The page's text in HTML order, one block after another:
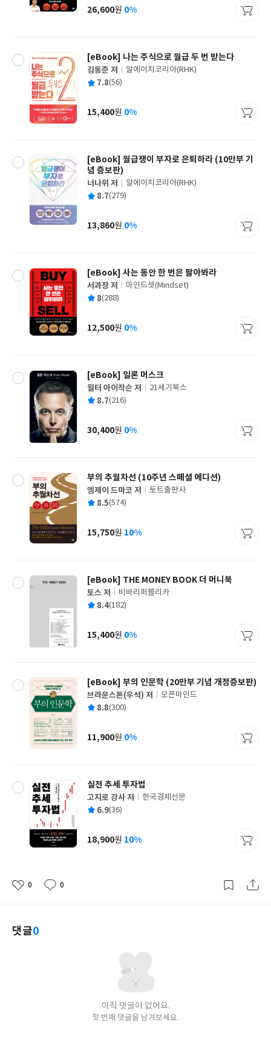
사
가
26,600원 0%
[eBook] 나는 주식으로 월급 두 번 받는다
글
쓴
김동준 저
출
사
알에이치코리아(RHK)
평 7.8(56)
가
15,400원 0%
[eBook] 월급쟁이 부자로 은퇴하라 (10만부 기
념 증보판)
글
쓴
너나위 저
출
사
알에이치코리아(RHK)
평 8.7(279)
가
13,860원 0%
[eBook] 사는 동안 한 번은 팔아봐라
글
쓴
서과장 저
출
사
마인드셋(Mindset)
평 8(288)
가
12,500원 0%
[eBook] 일론 머스크
글
쓴
월터 아이작슨 저
출
사
21세기북스
평 8.7(216)
가
30,400원 0%
부의 추월차선 (10주년 스페셜 에디션)
글
쓴
엠제이 드마코 저
출
사
토트출판사
평 8.5(574)
가
15,750원 10%
[eBook] THE MONEY BOOK 더 머니북
글
쓴
토스 저
출
사
비바리퍼블리카
평 8.4(182)
가
15,400원 0%
[eBook] 부의 인문학 (20만부 기념 개정증보판)
글
쓴
브라운스톤(우석) 저
출
사
오픈마인드
평 8.8(300)
가
11,900원 0%
실전 추세 투자법
글
쓴
고지로 강사 저
출
사
한국경제신문
평 6.9(36)
가
18,900원 10%
좋
0
댓
0
작
댓글0
아직 댓글이 없어요.
첫 번째 댓글을 남겨보세요.